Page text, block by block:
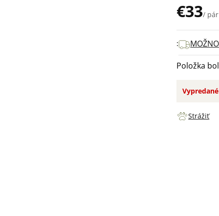
€33/ pár
Jednotková
cena:
Vypredané
Položka
Strážiť